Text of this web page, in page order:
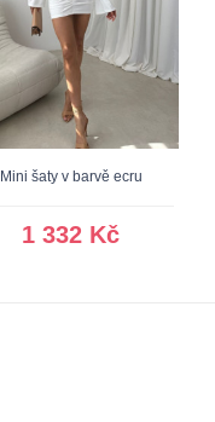
Mini šaty v barvě ecru
1 332 Kč